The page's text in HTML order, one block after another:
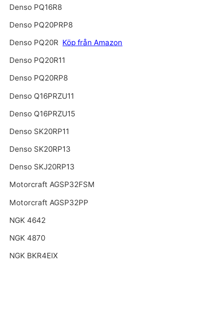
Denso PQ16R8
Denso PQ20PRP8
Denso PQ20R Köp från Amazon
Denso PQ20R11
Denso PQ20RP8
Denso Q16PRZU11
Denso Q16PRZU15
Denso SK20RP11
Denso SK20RP13
Denso SKJ20RP13
Motorcraft AGSP32FSM
Motorcraft AGSP32PP
NGK 4642
NGK 4870
NGK BKR4EIX